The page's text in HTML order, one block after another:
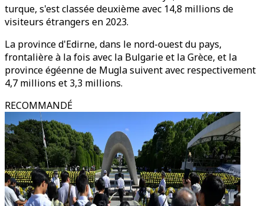
turque, s'est classée deuxième avec 14,8 millions de
visiteurs étrangers en 2023.
La province d'Edirne, dans le nord-ouest du pays,
frontalière à la fois avec la Bulgarie et la Grèce, et la
province égéenne de Mugla suivent avec respectivement
4,7 millions et 3,3 millions.
RECOMMANDÉ